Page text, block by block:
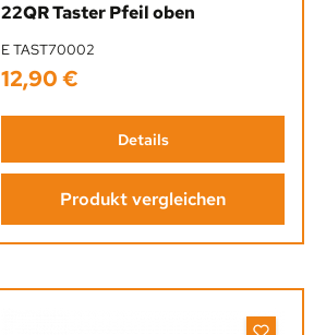
22QR Taster Pfeil oben
E TAST70002
Regulärer Preis:
12,90 €
Details
Produkt vergleichen